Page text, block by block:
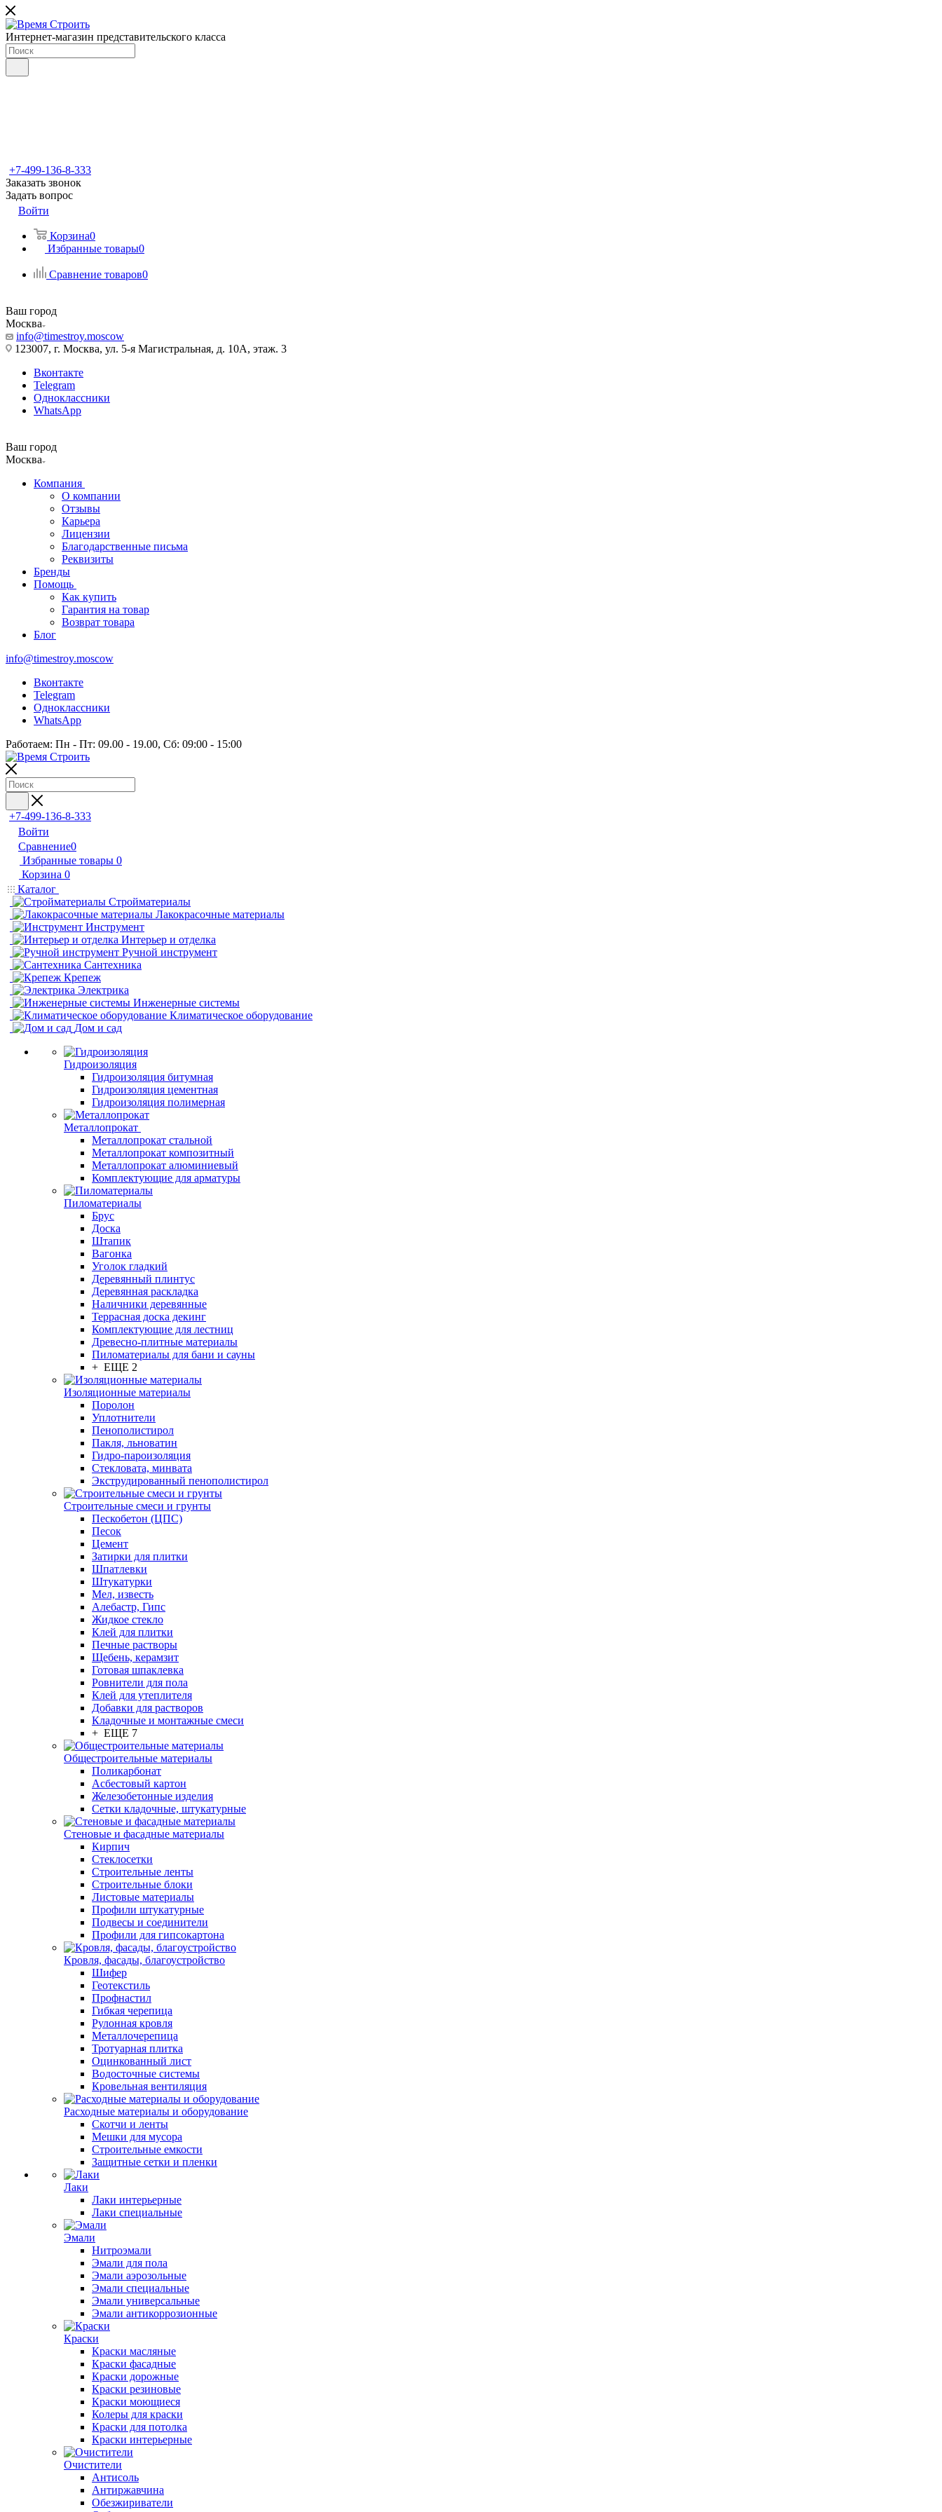
Интернет-магазин представительского класса
+7-499-136-8-333
Заказать звонок
Задать вопрос
Войти
Корзина0
Избранные товары0
Сравнение товаров0
Ваш город
Москва
info@timestroy.moscow
123007, г. Москва, ул. 5-я Магистральная, д. 10А, этаж. 3
Вконтакте
Telegram
Одноклассники
WhatsApp
Ваш город
Москва
Компания
О компании
Отзывы
Карьера
Лицензии
Благодарственные письма
Реквизиты
Бренды
Помощь
Как купить
Гарантия на товар
Возврат товара
Блог
info@timestroy.moscow
Вконтакте
Telegram
Одноклассники
WhatsApp
Работаем: Пн - Пт: 09.00 - 19.00, Сб: 09:00 - 15:00
+7-499-136-8-333
Войти
Сравнение0
Избранные товары 0
Корзина 0
Каталог
Стройматериалы
Лакокрасочные материалы
Инструмент
Интерьер и отделка
Ручной инструмент
Сантехника
Крепеж
Электрика
Инженерные системы
Климатическое оборудование
Дом и сад
Гидроизоляция
Гидроизоляция битумная
Гидроизоляция цементная
Гидроизоляция полимерная
Металлопрокат
Металлопрокат стальной
Металлопрокат композитный
Металлопрокат алюминиевый
Комплектующие для арматуры
Пиломатериалы
Брус
Доска
Штапик
Вагонка
Уголок гладкий
Деревянный плинтус
Деревянная раскладка
Наличники деревянные
Террасная доска декинг
Комплектующие для лестниц
Древесно-плитные материалы
Пиломатериалы для бани и сауны
+ ЕЩЕ 2
Изоляционные материалы
Поролон
Уплотнители
Пенополистирол
Пакля, льноватин
Гидро-пароизоляция
Стекловата, минвата
Экструдированный пенополистирол
Строительные смеси и грунты
Пескобетон (ЦПС)
Песок
Цемент
Затирки для плитки
Шпатлевки
Штукатурки
Мел, известь
Алебастр, Гипс
Жидкое стекло
Клей для плитки
Печные растворы
Щебень, керамзит
Готовая шпаклевка
Ровнители для пола
Клей для утеплителя
Добавки для растворов
Кладочные и монтажные смеси
+ ЕЩЕ 7
Общестроительные материалы
Поликарбонат
Асбестовый картон
Железобетонные изделия
Сетки кладочные, штукатурные
Стеновые и фасадные материалы
Кирпич
Стеклосетки
Строительные ленты
Строительные блоки
Листовые материалы
Профили штукатурные
Подвесы и соединители
Профили для гипсокартона
Кровля, фасады, благоустройство
Шифер
Геотекстиль
Профнастил
Гибкая черепица
Рулонная кровля
Металлочерепица
Тротуарная плитка
Оцинкованный лист
Водосточные системы
Кровельная вентиляция
Расходные материалы и оборудование
Скотчи и ленты
Мешки для мусора
Строительные емкости
Защитные сетки и пленки
Лаки
Лаки интерьерные
Лаки специальные
Эмали
Нитроэмали
Эмали для пола
Эмали аэрозольные
Эмали специальные
Эмали универсальные
Эмали антикоррозионные
Краски
Краски масляные
Краски фасадные
Краски дорожные
Краски резиновые
Краски моющиеся
Колеры для краски
Краски для потолка
Краски интерьерные
Очистители
Антисоль
Антиржавчина
Обезжириватели